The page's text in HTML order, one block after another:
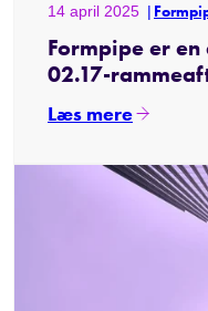
14 april 2025
Formpipe er en
02.17-
Læs mere